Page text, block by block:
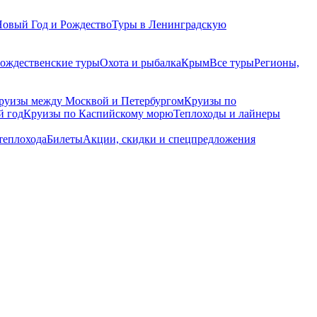
Год и РождествоТуры в Ленинградскую
турыОхота и рыбалкаКрымВсе турыРегионы,
между Москвой и ПетербургомКруизы по
годКруизы по Каспийскому морюТеплоходы и лайнеры
БилетыАкции, скидки и спецпредложения